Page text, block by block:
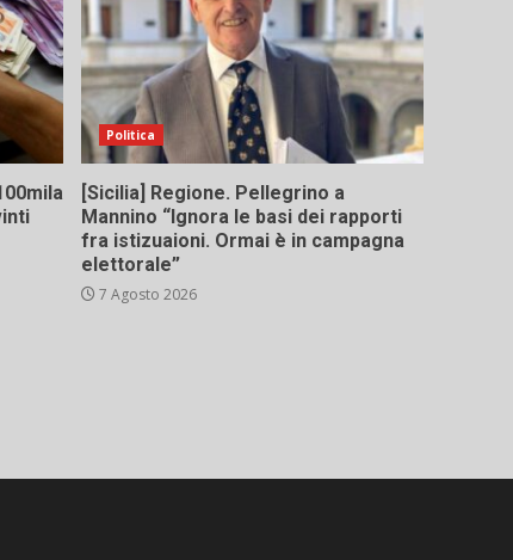
Politica
[Sicilia] Regione. Pellegrino a
Mannino “Ignora le basi dei rapporti
fra istizuaioni. Ormai è in campagna
elettorale”
7 Agosto 2026